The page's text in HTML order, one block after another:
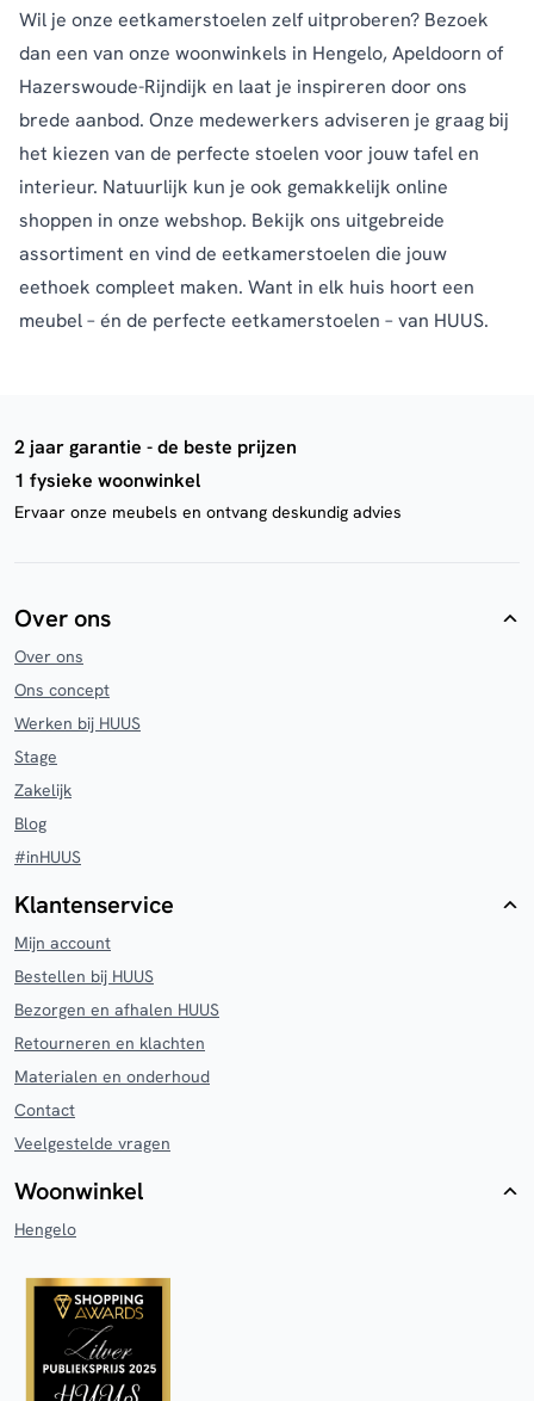
Wil je onze eetkamerstoelen zelf uitproberen? Bezoek
dan een van onze woonwinkels in Hengelo, Apeldoorn of
Hazerswoude-Rijndijk en laat je inspireren door ons
brede aanbod. Onze medewerkers adviseren je graag bij
het kiezen van de perfecte stoelen voor jouw tafel en
interieur. Natuurlijk kun je ook gemakkelijk online
shoppen in onze webshop. Bekijk ons uitgebreide
assortiment en vind de eetkamerstoelen die jouw
eethoek compleet maken. Want in elk huis hoort een
meubel – én de perfecte eetkamerstoelen – van HUUS.
2 jaar garantie - de beste prijzen
1 fysieke woonwinkel
Ervaar onze meubels en ontvang deskundig advies
Over ons
Over ons
Ons concept
Werken bij HUUS
Stage
Zakelijk
Blog
#inHUUS
Klantenservice
Mijn account
Bestellen bij HUUS
Bezorgen en afhalen HUUS
Retourneren en klachten
Materialen en onderhoud
Contact
Veelgestelde vragen
Woonwinkel
Hengelo